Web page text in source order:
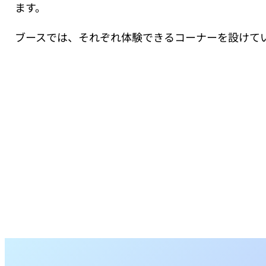
ます。
ブースでは、それぞれ体験できるコーナーを設けて